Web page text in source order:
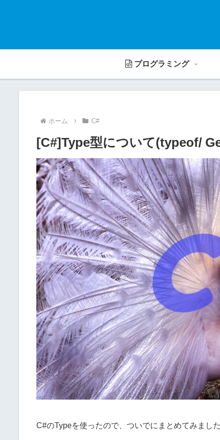
プログラミング
ホーム C#
[C#]Type型について(typeof/
C#のTypeを使ったので、ついでにまとめてみまし